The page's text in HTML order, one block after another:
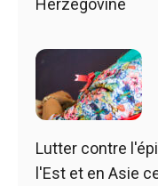
Herzégovine
Lutter contre
l'Est et en Asie